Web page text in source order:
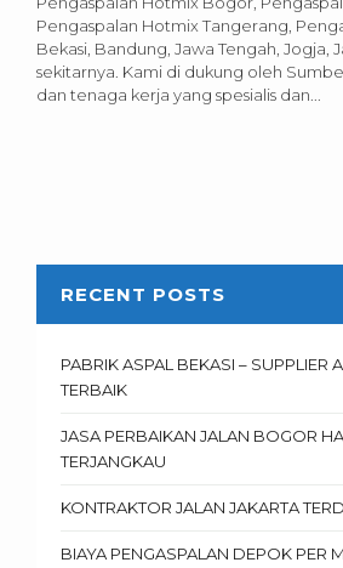
Pengaspalan Hotmix Tangerang,
Bekasi, Bandung, Jawa Tengah, Jogja,
sekitarnya. Kami di dukung oleh
dan tenaga kerja yang spesialis dan...
RECENT POSTS
PABRIK ASPAL BEKASI – SUPPLIER
TERBAIK
JASA PERBAIKAN JALAN BOGOR
TERJANGKAU
KONTRAKTOR JALAN JAKARTA
BIAYA PENGASPALAN DEPOK PER